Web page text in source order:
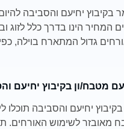
המחיר הינו בדרך כלל לזוג
גדול המתארח בוילה,
מטבח/ון בקיבוץ יחיעם
יחיעם והסביבה תוכלו
מאובזר לשימוש האורחים.